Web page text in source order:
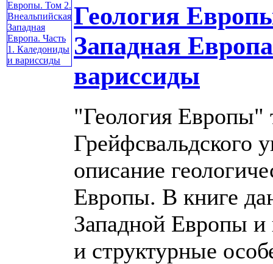
Геология
Западная
вариссиды
"Геология
Грейфсвальдского
описание
Европы. В книге
Западной Европы и
и структурные